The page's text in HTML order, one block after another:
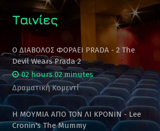
Ταινίες
Ο ΔΙΑΒΟΛΟΣ ΦΟΡΑΕΙ PRADA - 2 The
Devil Wears Prada 2
02 hours 02 minutes
Δραματική Κομεντί
Η ΜΟΥΜΙΑ ΑΠΟ ΤΟΝ ΛΙ ΚΡΟΝΙΝ - Lee
Cronin's The Mummy